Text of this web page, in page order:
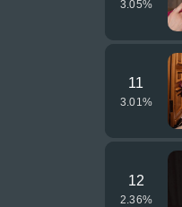
3.05%
11
3.01 %
12
2.36%